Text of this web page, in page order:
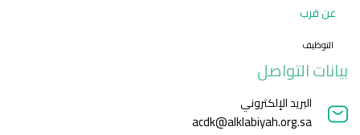
عن قرب
التوظيف
بيانات التواصل
البريد الإلكتروني
acdk@alklabiyah.org.sa